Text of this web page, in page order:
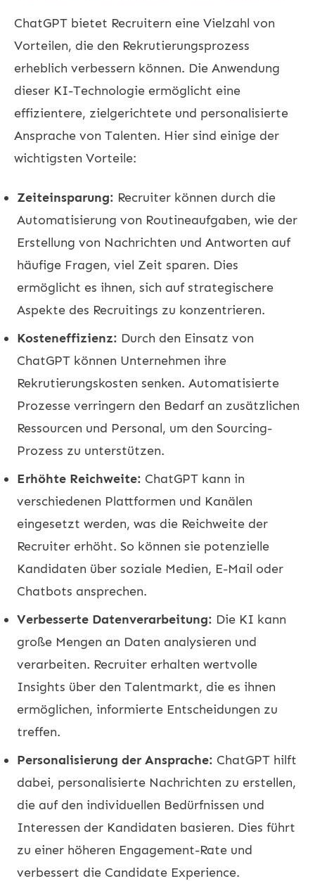
ChatGPT bietet Recruitern eine Vielzahl von
Vorteilen, die den Rekrutierungsprozess
erheblich verbessern können. Die Anwendung
dieser KI-Technologie ermöglicht eine
effizientere, zielgerichtete und personalisierte
Ansprache von Talenten. Hier sind einige der
wichtigsten Vorteile:
Zeiteinsparung: Recruiter können durch die
Automatisierung von Routineaufgaben, wie der
Erstellung von Nachrichten und Antworten auf
häufige Fragen, viel Zeit sparen. Dies
ermöglicht es ihnen, sich auf strategischere
Aspekte des Recruitings zu konzentrieren.
Kosteneffizienz: Durch den Einsatz von
ChatGPT können Unternehmen ihre
Rekrutierungskosten senken. Automatisierte
Prozesse verringern den Bedarf an zusätzlichen
Ressourcen und Personal, um den Sourcing-
Prozess zu unterstützen.
Erhöhte Reichweite: ChatGPT kann in
verschiedenen Plattformen und Kanälen
eingesetzt werden, was die Reichweite der
Recruiter erhöht. So können sie potenzielle
Kandidaten über soziale Medien, E-Mail oder
Chatbots ansprechen.
Verbesserte Datenverarbeitung: Die KI kann
große Mengen an Daten analysieren und
verarbeiten. Recruiter erhalten wertvolle
Insights über den Talentmarkt, die es ihnen
ermöglichen, informierte Entscheidungen zu
treffen.
Personalisierung der Ansprache: ChatGPT hilft
dabei, personalisierte Nachrichten zu erstellen,
die auf den individuellen Bedürfnissen und
Interessen der Kandidaten basieren. Dies führt
zu einer höheren Engagement-Rate und
verbessert die Candidate Experience.